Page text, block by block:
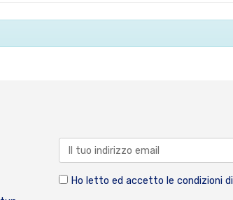
Ho letto ed accetto le condizioni di